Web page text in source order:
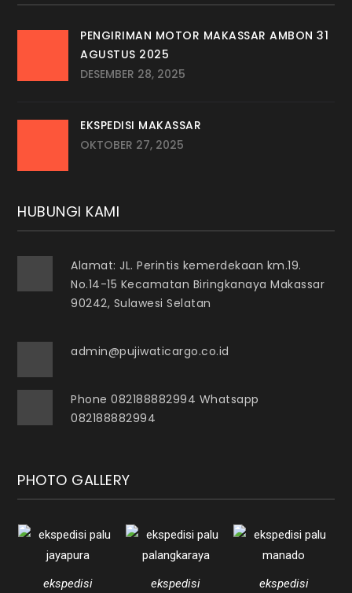
PENGIRIMAN MOTOR MAKASSAR AMBON 31
AGUSTUS 2025
DESEMBER 28, 2025
EKSPEDISI MAKASSAR
OKTOBER 27, 2025
HUBUNGI KAMI
Alamat: JL. Perintis kemerdekaan km.19.
No.14-15 Kecamatan Biringkanaya Makassar
90242, Sulawesi Selatan
admin@pujiwaticargo.co.id
Phone 082188882994 Whatsapp
082188882994
PHOTO GALLERY
ekspedisi ekspedisi ekspedisi